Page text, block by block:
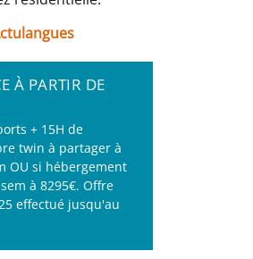
À PARTIR DE
+ 15H de
twin à partager à
OU si hébergement
à 8295€. Offre
effectué jusqu'au